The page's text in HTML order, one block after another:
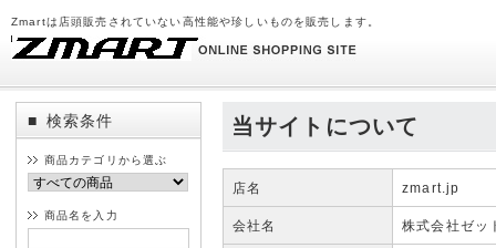
Zmartは店頭販売されていない高性能や珍しいものを販売します。
■ 検索条件
商品カテゴリから選ぶ
商品名を入力
当サイトについて
店名 zmart.jp
会社名 株式会社ゼッ